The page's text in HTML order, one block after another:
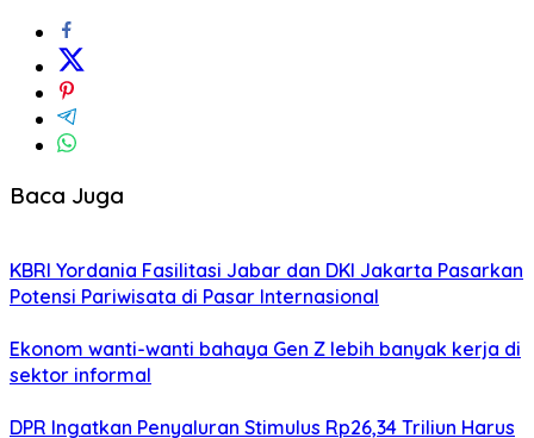
Baca Juga
KBRI Yordania Fasilitasi Jabar dan DKI Jakarta Pasarkan
Potensi Pariwisata di Pasar Internasional
Ekonom wanti-wanti bahaya Gen Z lebih banyak kerja di
sektor informal
DPR Ingatkan Penyaluran Stimulus Rp26,34 Triliun Harus